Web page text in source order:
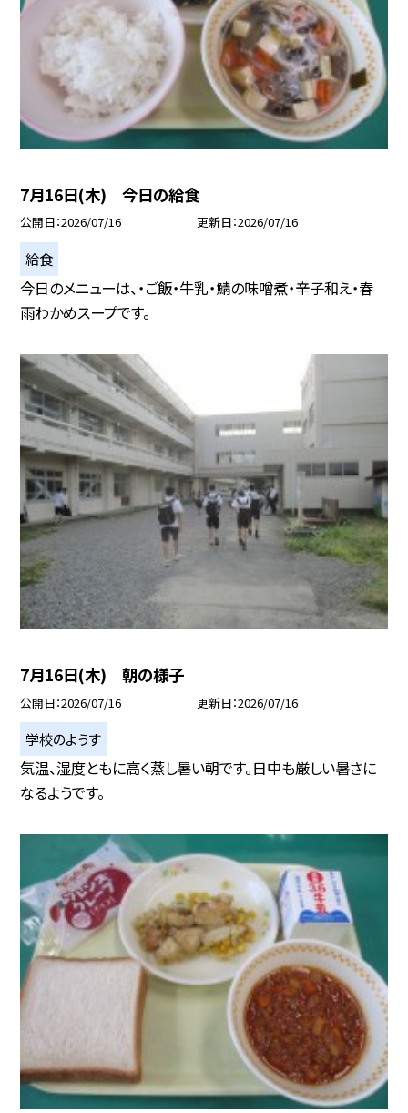
7月16日(木) 今日の給食
公開日 2026/07/16 更新日 2026/07/16
給食
今日のメニューは、・ご飯・牛乳・鯖の味噌煮・辛子和え・春
雨わかめスープです。
7月16日(木) 朝の様子
公開日 2026/07/16 更新日 2026/07/16
学校のようす
気温、湿度ともに高く蒸し暑い朝です。日中も厳しい暑さに
なるようです。